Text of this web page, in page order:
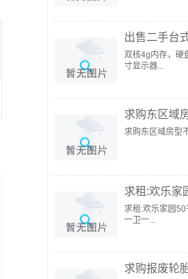
出售二手台
双核4g内存，硬
寸显示器...
求购东区域
求购东区域房型
求租:欢乐家
求租:欢乐家园
一卫一...
求购报废轮